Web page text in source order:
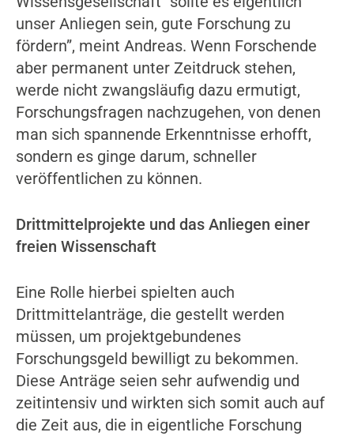
unser Anliegen sein, gute Forschung zu
fördern”, meint Andreas. Wenn Forschende
aber permanent unter Zeitdruck stehen,
werde nicht zwangsläufig dazu ermutigt,
Forschungsfragen nachzugehen, von denen
man sich spannende Erkenntnisse erhofft,
sondern es ginge darum, schneller
veröffentlichen zu können.
Drittmittelprojekte und das Anliegen einer
freien Wissenschaft
Eine Rolle hierbei spielten auch
Drittmittelanträge, die gestellt werden
müssen, um projektgebundenes
Forschungsgeld bewilligt zu bekommen.
Diese Anträge seien sehr aufwendig und
zeitintensiv und wirkten sich somit auch auf
die Zeit aus, die in eigentliche Forschung